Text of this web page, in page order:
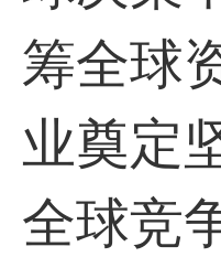
筹全球
业奠定
全球竞